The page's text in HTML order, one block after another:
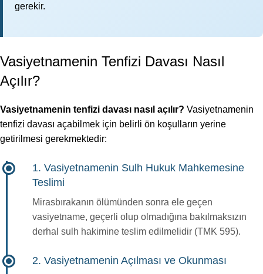
gerekir.
Vasiyetnamenin Tenfizi Davası Nasıl
Açılır?
Vasiyetnamenin tenfizi davası nasıl açılır? Vasiyetnamenin
tenfizi davası açabilmek için belirli ön koşulların yerine
getirilmesi gerekmektedir:
1. Vasiyetnamenin Sulh Hukuk Mahkemesine
Teslimi
Mirasbırakanın ölümünden sonra ele geçen
vasiyetname, geçerli olup olmadığına bakılmaksızın
derhal sulh hakimine teslim edilmelidir (TMK 595).
2. Vasiyetnamenin Açılması ve Okunması